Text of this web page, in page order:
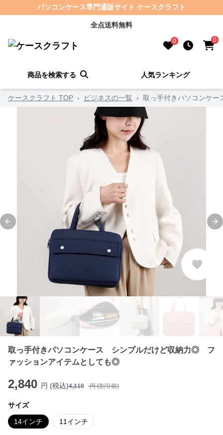
パソコンケース専門通販サイト ケースクラフト
全点送料無料
0 0
商品を検索する 人気ランキング
ケースクラフト TOP › ビジネスの一覧 › 取っ手付きパソコンケ
Previous slide
取っ手付きパソコンケース シンプルだけど収納力◎ フ
ァッションアイテムとしても◎
2,840 円 (税込)4,110 円 (割引前)
サイズ
14インチ 11インチ